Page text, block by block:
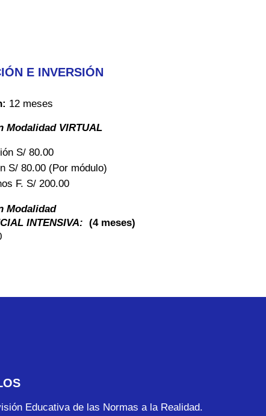
E INVERSIÓN
12 meses
Modalidad VIRTUAL
S/ 80.00
S/ 80.00 (Por módulo)
F. S/ 200.00
Modalidad
INTENSIVA: (4 meses)
Educativa de las Normas a la Realidad.